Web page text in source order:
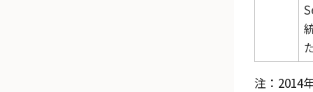
注：2014